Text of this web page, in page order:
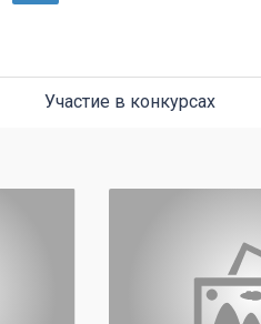
Участие в конкурсах